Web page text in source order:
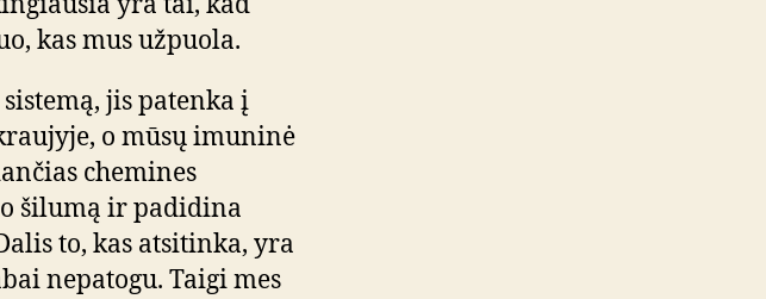
kas mus užpuola.
jis patenka į
o mūsų imuninė
chemines
šilumą ir padidina
to, kas atsitinka, yra
nepatogu. Taigi mes